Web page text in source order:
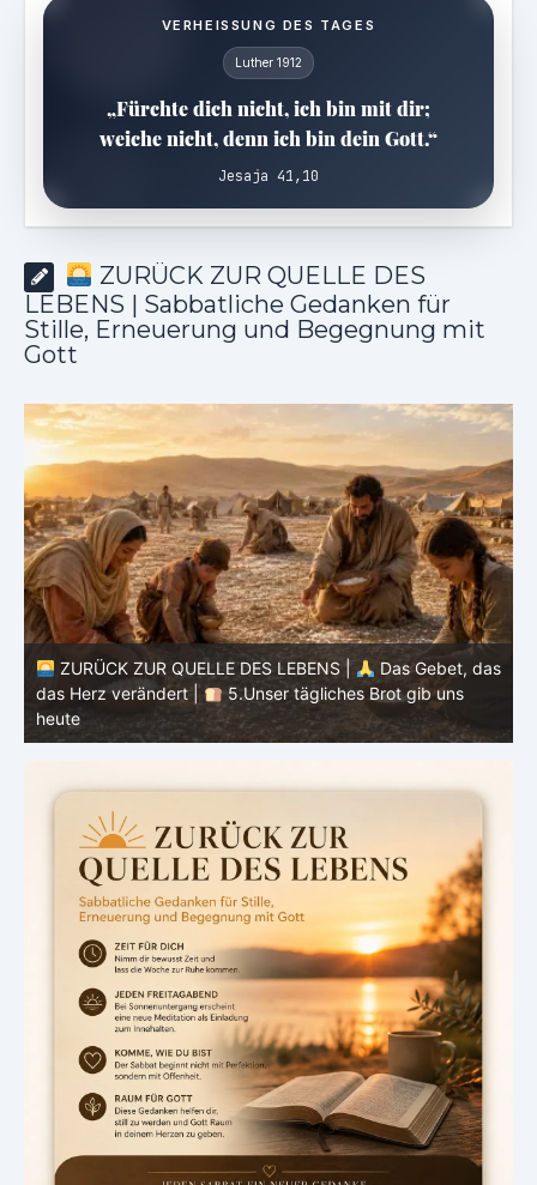
VERHEISSUNG DES TAGES
Luther 1912
„Fürchte dich nicht, ich bin mit dir;
weiche nicht, denn ich bin dein Gott.“
Jesaja 41,10
ZURÜCK ZUR QUELLE DES
LEBENS | Sabbatliche Gedanken für
Stille, Erneuerung und Begegnung mit
Gott
ZURÜCK ZUR QUELLE DES LEBENS |
Das Gebet, das
das Herz verändert |
4.Dein Wille geschehe